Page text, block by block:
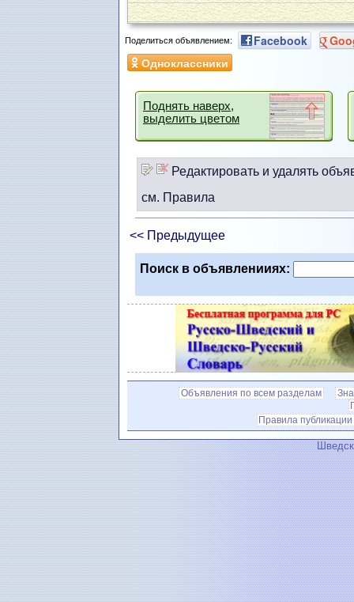
Поделиться объявлением: Facebook
Одноклассники
Поднять наверх,
выделить цветом
Редактировать и удалять
см. Правила
<< Предыдущее
Поиск в объявленииях:
Объявления по всем разделам
Правила публикации